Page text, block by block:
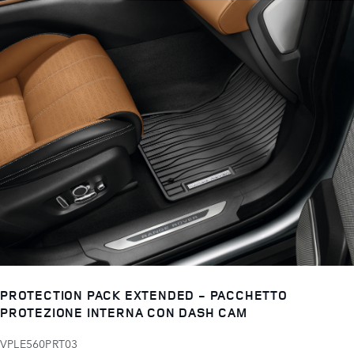
PROTECTION PACK EXTENDED - PACCHETTO
PROTEZIONE INTERNA CON DASH CAM
VPLE560PRT03